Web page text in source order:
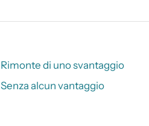
Rimonte di uno svantaggio
Senza alcun vantaggio